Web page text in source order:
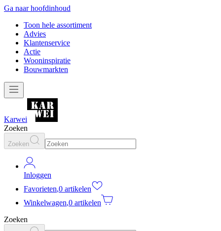
Ga naar hoofdinhoud
Toon hele assortiment
Advies
Klantenservice
Actie
Wooninspiratie
Bouwmarkten
Karwei
Zoeken
Zoeken
Inloggen
Favorieten,0 artikelen
Winkelwagen,0 artikelen
Zoeken